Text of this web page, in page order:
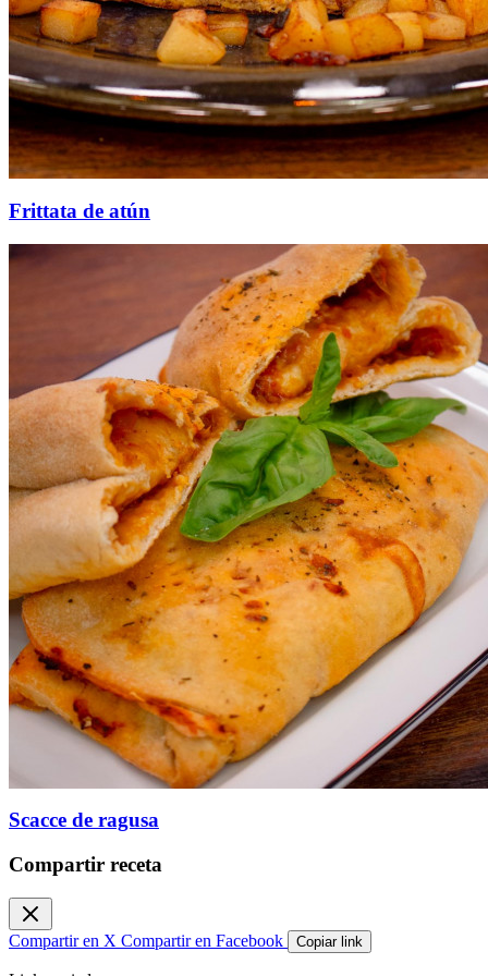
Frittata de atún
Scacce de ragusa
Compartir receta
Compartir en X Compartir en Facebook Copiar link